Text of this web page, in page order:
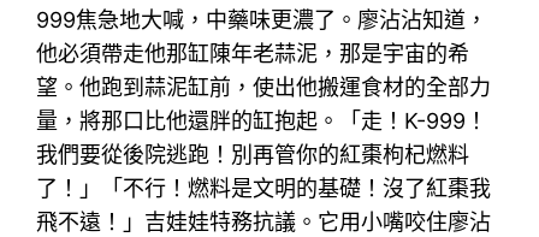
999焦急地大喊，中藥味更濃了。廖沾沾知道，
他必須帶走他那缸陳年老蒜泥，那是宇宙的希
望。他跑到蒜泥缸前，使出他搬運食材的全部力
量，將那口比他還胖的缸抱起。「走！K-999！
我們要從後院逃跑！別再管你的紅棗枸杞燃料
了！」「不行！燃料是文明的基礎！沒了紅棗我
飛不遠！」吉娃娃特務抗議。它用小嘴咬住廖沾